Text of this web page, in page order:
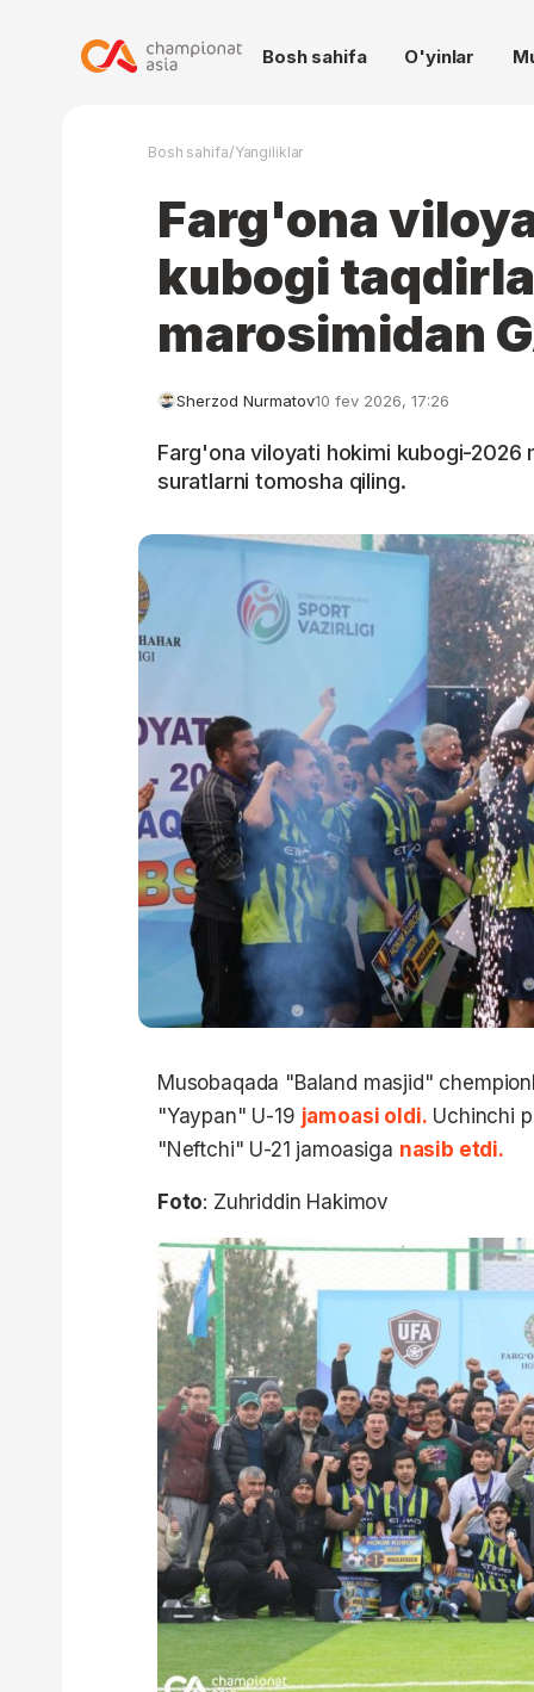
Bosh sahifa O'yinlar
Bosh sahifa/Yangiliklar
​Farg'ona
kubogi
marosimidan
Sherzod Nurmatov10 fev 2026, 17:26
​Farg'ona viloyati hokimi kubogi-2026
suratlarni tomosha qiling.
Musobaqada "Baland masjid"
"Yaypan" U-19 jamoasi oldi. Uchinchi
"Neftchi" U-21 jamoasiga nasib etdi.
Foto: Zuhriddin Hakimov